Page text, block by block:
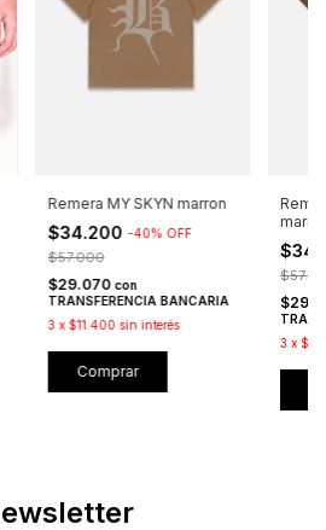
Remera MY SKYN marron
$34.200 -40% OFF
$57.000
$29.070 con
TRANSFERENCIA BANCARIA
3 x $11.400 sin interés
Comprar
3 x